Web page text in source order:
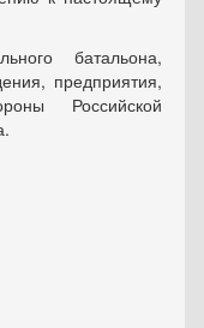
батальона,
предприятия,
Российской